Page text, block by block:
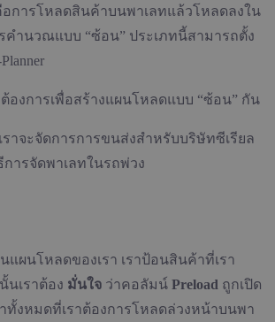
การโหลดสินค้าบนพาเลทแล้วโหลดลงใน
คำนวณแบบ “ซ้อน” ประเภทนี้สามารถตั้ง
องการเพื่อสร้างแผนโหลดแบบ “ซ้อน” กัน
ราจะจัดการการขนส่งสำหรับบริษัทซีเรียล
ารจัดพาเลทในรถพ่วง
ผนโหลดของเรา เราป้อนสินค้าที่เรา
นเราต้อง มั่นใจ ว่าคอลัมน์ Preload ถูกเปิด
ทั้งหมดที่เราต้องการโหลดล่วงหน้าบนพา